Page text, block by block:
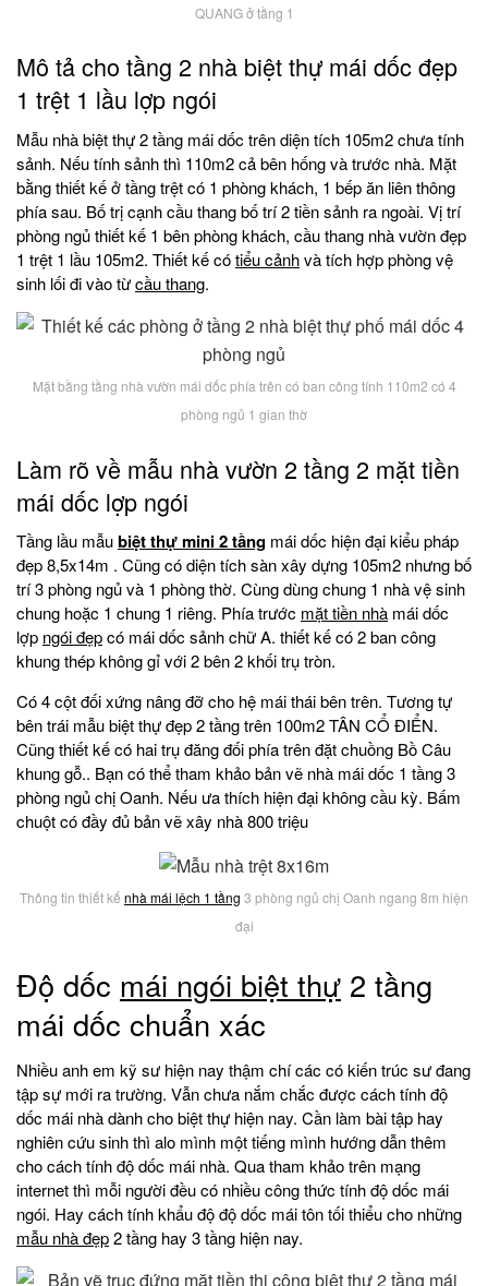
QUANG ở tầng 1
Mô tả cho tầng 2 nhà biệt thự mái dốc đẹp
1 trệt 1 lầu lợp ngói
Mẫu nhà biệt thự 2 tầng mái dốc trên diện tích 105m2 chưa tính
sảnh. Nếu tính sảnh thì 110m2 cả bên hống và trước nhà. Mặt
bằng thiết kế ở tầng trệt có 1 phòng khách, 1 bếp ăn liên thông
phía sau. Bố trị cạnh cầu thang bố trí 2 tiền sảnh ra ngoài. Vị trí
phòng ngủ thiết kế 1 bên phòng khách, cầu thang nhà vườn đẹp
1 trệt 1 lầu 105m2. Thiết kế cótiểu cảnhvà tích hợp phòng vệ
sinh lối đi vào từcầu thang.
Mặt bằng tầng nhà vườn mái dốc phía trên có ban công tính 110m2 có 4
phòng ngủ 1 gian thờ
Làm rõ về mẫu nhà vườn 2 tầng 2 mặt tiền
mái dốc lợp ngói
Tầng lầu mẫubiệt thự mini 2 tầng mái dốc hiện đại kiểu pháp
đẹp 8,5x14m . Cũng có diện tích sàn xây dựng 105m2 nhưng bố
trí 3 phòng ngủ và 1 phòng thờ. Cùng dùng chung 1 nhà vệ sinh
chung hoặc 1 chung 1 riêng. Phía trước mặt tiền nhà mái dốc
lợp ngói đẹpcó mái dốc sảnh chữ A. thiết kế có 2 ban công
khung thép không gỉ với 2 bên 2 khối trụ tròn.
Có 4 cột đối xứng nâng đỡ cho hệ mái thái bên trên. Tương tự
bên trái mẫu biệt thự đẹp 2 tầng trên 100m2 TÂN CỔ ĐIỂN.
Cũng thiết kế có hai trụ đăng đối phía trên đặt chuồng Bồ Câu
khung gỗ.. Bạn có thể tham khảo bản vẽ nhà mái dốc 1 tầng 3
phòng ngủ chị Oanh. Nếu ưa thích hiện đại không cầu kỳ. Bấm
chuột có đầy đủ bản vẽ xây nhà 800 triệu
Thông tin thiết kế nhà mái lệch 1 tầng 3 phòng ngủ chị Oanh ngang 8m hiện
đại
Độ dốc mái ngói biệt thự 2 tầng
mái dốc chuẩn xác
Nhiều anh em kỹ sư hiện nay thậm chí các có kiến trúc sư đang
tập sự mới ra trường. Vẫn chưa nắm chắc được cách tính độ
dốc mái nhà dành cho biệt thự hiện nay. Cần làm bài tập hay
nghiên cứu sinh thì alo mình một tiếng mình hướng dẫn thêm
cho cách tính độ dốc mái nhà. Qua tham khảo trên mạng
internet thì mỗi người đều có nhiều công thức tính độ dốc mái
ngói. Hay cách tính khẩu độ độ dốc mái tôn tối thiểu cho những
mẫu nhà đẹp2 tầng hay 3 tầng hiện nay.